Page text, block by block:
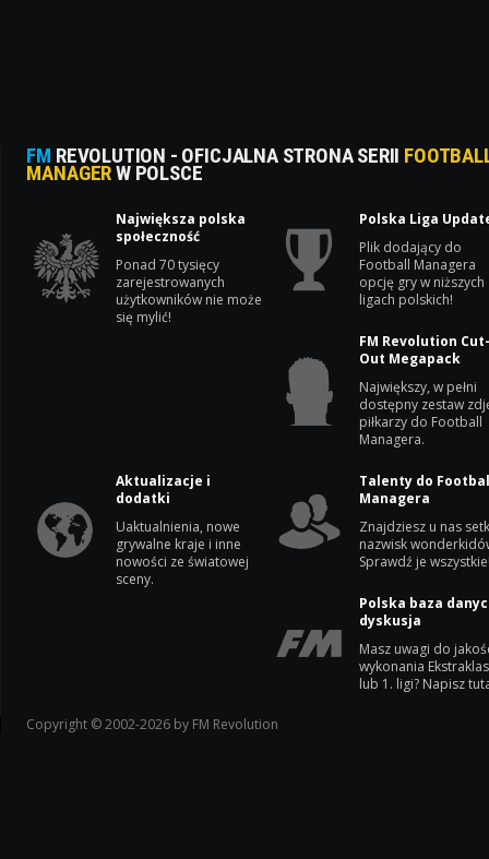
FM REVOLUTION - OFICJALNA STRONA SERII
MANAGERW POLSCE
Największa polska
społeczność
Ponad 70 tysięcy
zarejestrowanych
użytkowników nie może
się mylić!
Polska Liga
Plik dodający do
Football Managera
opcję gry w niższych
ligach polskich!
FM Revolution
Out Megapack
Największy, w pełni
dostępny zestaw
piłkarzy do Football
Managera.
Aktualizacje i
dodatki
Uaktualnienia, nowe
grywalne kraje i inne
nowości ze światowej
sceny.
Talenty do
Managera
Znajdziesz u nas
nazwisk
Sprawdź je
Polska baza
dyskusja
Masz uwagi do
wykonania
lub 1. ligi? Napisz
Copyright © 2002-2026 by FM Revolution